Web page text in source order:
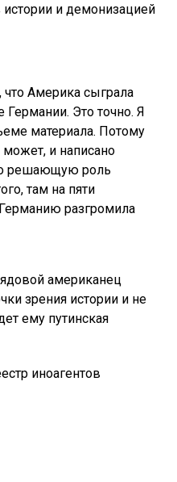
и демонизацией
что Америка сыграла
Это точно. Я
материала. Потому
может, и написано
решающую роль
там на пяти
разгромила
американец
зрения истории и не
ему путинская
иноагентов